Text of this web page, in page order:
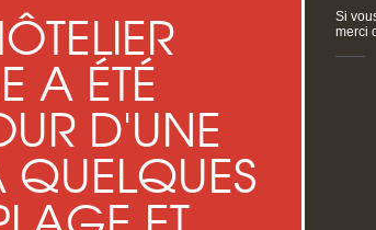
A ÉTÉ
D'UNE
QUELQUES
Si
merci